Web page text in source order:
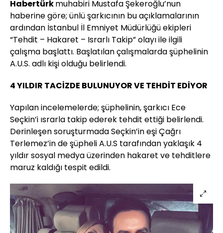
Habertürkmuhabiri Mustafa Şekeroğlu’nun
haberine göre; ünlü şarkıcının bu açıklamalarının
ardından İstanbul İl Emniyet Müdürlüğü ekipleri
“Tehdit – Hakaret – Israrlı Takip” olayı ile ilgili
çalışma başlattı. Başlatılan çalışmalarda şüphelinin
A.U.S. adlı kişi olduğu belirlendi.
4 YILDIR TACİZDE BULUNUYOR VE TEHDİT EDİYOR
Yapılan incelemelerde; şüphelinin, şarkıcı Ece
Seçkin’i ısrarla takip ederek tehdit ettiği belirlendi.
Derinleşen soruşturmada Seçkin’in eşi Çağrı
Terlemez’in de şüpheli A.U.S tarafından yaklaşık 4
yıldır sosyal medya üzerinden hakaret ve tehditlere
maruz kaldığı tespit edildi.